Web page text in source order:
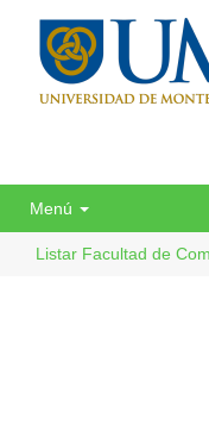
Menú
Listar Facultad de